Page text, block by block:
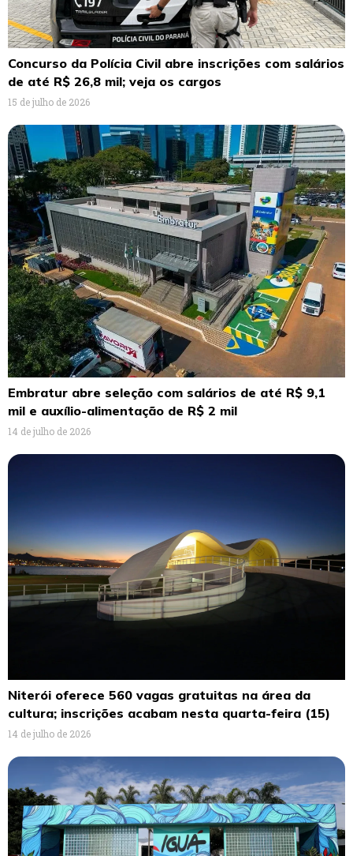
Concurso da Polícia Civil abre inscrições com salários
de até R$ 26,8 mil; veja os cargos
15 de julho de 2026
Embratur abre seleção com salários de até R$ 9,1
mil e auxílio-alimentação de R$ 2 mil
14 de julho de 2026
Niterói oferece 560 vagas gratuitas na área da
cultura; inscrições acabam nesta quarta-feira (15)
14 de julho de 2026